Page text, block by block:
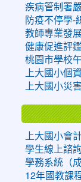
疾病管制署
防疫不停學-
教師專業發
健康促進評
桃園市學校
上大國小個
上大國小災
上大國小會
學生線上諮
學務系統（成
12年國教課